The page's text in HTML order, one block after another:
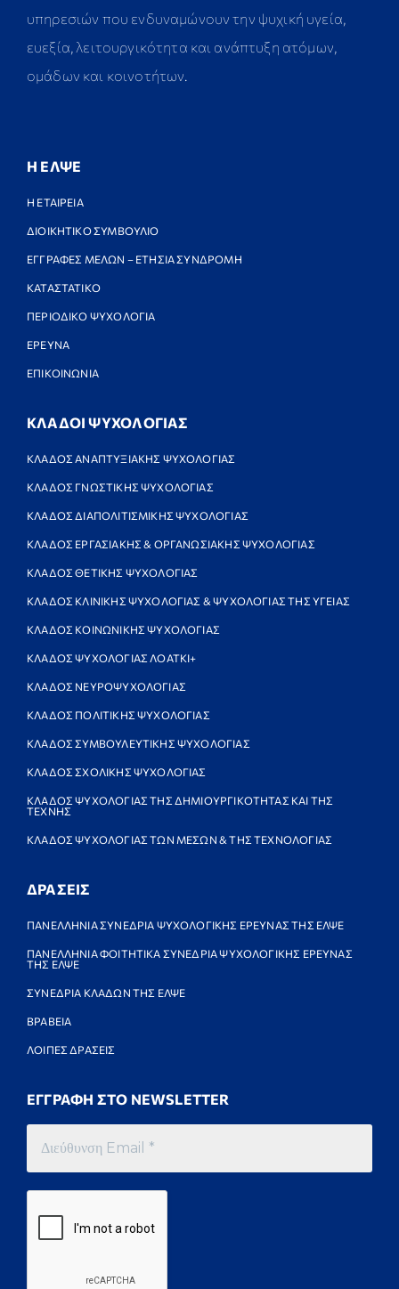
υπηρεσιών που ενδυναμώνουν την ψυχική υγεία,
ευεξία, λειτουργικότητα και ανάπτυξη ατόμων,
ομάδων και κοινοτήτων.
Η ΕΛΨΕ
Η ΕΤΑΙΡΕΙΑ
ΔΙΟΙΚΗΤΙΚΟ ΣΥΜΒΟΥΛΙΟ
ΕΓΓΡΑΦΕΣ ΜΕΛΩΝ – ΕΤΗΣΙΑ ΣΥΝΔΡΟΜΗ
ΚΑΤΑΣΤΑΤΙΚΟ
ΠΕΡΙΟΔΙΚΟ ΨΥΧΟΛΟΓΙΑ
ΕΡΕΥΝΑ
ΕΠΙΚΟΙΝΩΝΙΑ
ΚΛΑΔΟΙ ΨΥΧΟΛΟΓΙΑΣ
ΚΛΑΔΟΣ ΑΝΑΠΤΥΞΙΑΚΗΣ ΨΥΧΟΛΟΓΙΑΣ
ΚΛΑΔΟΣ ΓΝΩΣΤΙΚΗΣ ΨΥΧΟΛΟΓΙΑΣ
ΚΛΑΔΟΣ ΔΙΑΠΟΛΙΤΙΣΜΙΚΗΣ ΨΥΧΟΛΟΓΙΑΣ
ΚΛΑΔΟΣ ΕΡΓΑΣΙΑΚΗΣ & ΟΡΓΑΝΩΣΙΑΚΗΣ ΨΥΧΟΛΟΓΙΑΣ
ΚΛΑΔΟΣ ΘΕΤΙΚΗΣ ΨΥΧΟΛΟΓΙΑΣ
ΚΛΑΔΟΣ ΚΛΙΝΙΚΗΣ ΨΥΧΟΛΟΓΙΑΣ & ΨΥΧΟΛΟΓΙΑΣ ΤΗΣ ΥΓΕΙΑΣ
ΚΛΑΔΟΣ ΚΟΙΝΩΝΙΚΗΣ ΨΥΧΟΛΟΓΙΑΣ
ΚΛΑΔΟΣ ΨΥΧΟΛΟΓΙΑΣ ΛΟΑΤΚΙ+
ΚΛΑΔΟΣ ΝΕΥΡΟΨΥΧΟΛΟΓΙΑΣ
ΚΛΑΔΟΣ ΠΟΛΙΤΙΚΗΣ ΨΥΧΟΛΟΓΙΑΣ
ΚΛΑΔΟΣ ΣΥΜΒΟΥΛΕΥΤΙΚΗΣ ΨΥΧΟΛΟΓΙΑΣ
ΚΛΑΔΟΣ ΣΧΟΛΙΚΗΣ ΨΥΧΟΛΟΓΙΑΣ
ΚΛΑΔΟΣ ΨΥΧΟΛΟΓΙΑΣ ΤΗΣ ΔΗΜΙΟΥΡΓΙΚΟΤΗΤΑΣ ΚΑΙ ΤΗΣ
ΤΕΧΝΗΣ
ΚΛΑΔΟΣ ΨΥΧΟΛΟΓΙΑΣ ΤΩΝ ΜΕΣΩΝ & ΤΗΣ ΤΕΧΝΟΛΟΓΙΑΣ
ΔΡΑΣΕΙΣ
ΠΑΝΕΛΛΗΝΙΑ ΣΥΝΕΔΡΙΑ ΨΥΧΟΛΟΓΙΚΗΣ ΕΡΕΥΝΑΣ ΤΗΣ ΕΛΨΕ
ΠΑΝΕΛΛΗΝΙΑ ΦΟΙΤΗΤΙΚΑ ΣΥΝΕΔΡΙΑ ΨΥΧΟΛΟΓΙΚΗΣ ΕΡΕΥΝΑΣ
ΤΗΣ ΕΛΨΕ
ΣΥΝΕΔΡΙΑ ΚΛΑΔΩΝ ΤΗΣ ΕΛΨΕ
ΒΡΑΒΕΙΑ
ΛΟΙΠΕΣ ΔΡΑΣΕΙΣ
ΕΓΓΡΑΦΗ ΣΤΟ NEWSLETTER